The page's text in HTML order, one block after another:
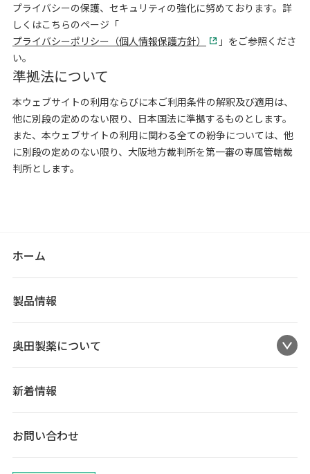
プライバシーの保護、セキュリティの強化に努めております。詳
しくはこちらのページ「
プライバシーポリシー（個人情報保護方針）
」をご参照くださ
い。
準拠法について
本ウェブサイトの利用ならびに本ご利用条件の解釈及び適用は、
他に別段の定めのない限り、日本国法に準拠するものとします。
また、本ウェブサイトの利用に関わる全ての紛争については、他
に別段の定めのない限り、大阪地方裁判所を第一審の専属管轄裁
判所とします。
ホーム
製品情報
奥田製薬について
新着情報
お問い合わせ